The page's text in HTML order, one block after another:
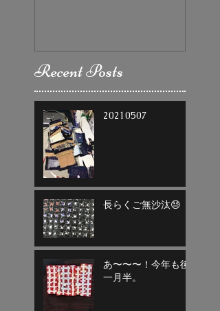
Recent Posts
20210507
長らくご無沙汰😓
あ〜〜〜！今年も後
一月半。